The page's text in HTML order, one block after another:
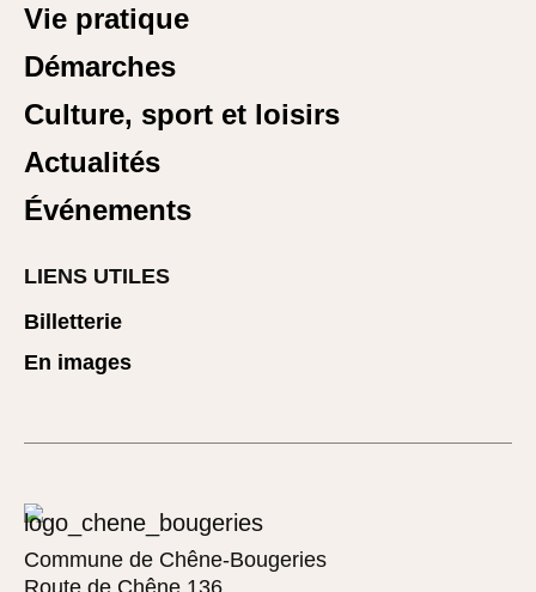
Vie pratique
Démarches
Culture, sport et loisirs
Actualités
Événements
LIENS UTILES
Billetterie
En images
Commune de Chêne-Bougeries
Route de Chêne 136